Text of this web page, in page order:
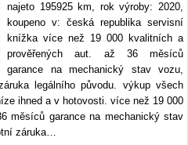
najeto 195925 km, rok výroby: 2020,
koupeno v: česká republika servisní
knížka více než 19 000 kvalitních a
prověřených aut. až 36 měsíců
garance na mechanický stav vozu,
legálního původu. výkup všech
ihned a v hotovosti. více než 19 000
měsíců garance na mechanický stav
záruka…